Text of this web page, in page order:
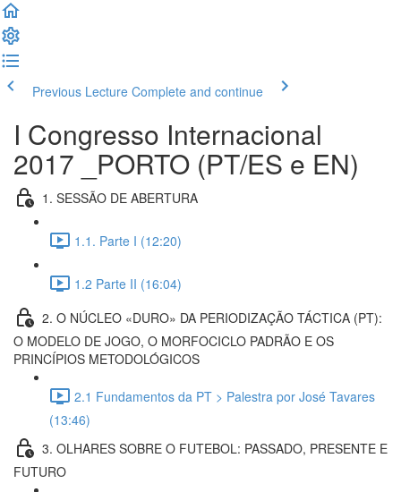
Previous Lecture Complete and continue
I Congresso Internacional
2017 _PORTO (PT/ES e EN)
1. SESSÃO DE ABERTURA
1.1. Parte I (12:20)
1.2 Parte II (16:04)
2. O NÚCLEO «DURO» DA PERIODIZAÇÃO TÁCTICA (PT):
O MODELO DE JOGO, O MORFOCICLO PADRÃO E OS
PRINCÍPIOS METODOLÓGICOS
2.1 Fundamentos da PT > Palestra por José Tavares
(13:46)
3. OLHARES SOBRE O FUTEBOL: PASSADO, PRESENTE E
FUTURO